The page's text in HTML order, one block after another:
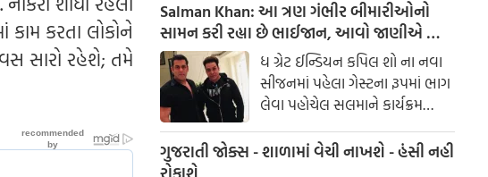
કરતા લોકોને
સારો રહેશે; તમે
અમે તમને આ ઉપાયો વિશે માહિતી
આપવા જઈ રહ્યા છીએ.
Salman Khan: આ ત્રણ ગંભીર બીમારીઓનો
સામન કરી રહ્યા છે ભાઈજાન, આવો જાણીએ આ
બીમારી વિશે
ધ ગ્રેટ ઈન્ડિયન કપિલ શો ના નવા
સીજનમાં પહેલા ગેસ્ટના રૂપમાં ભાગ
લેવા પહોચેલ સલમાને કાર્યક્રમ
દરમિયાન પોતાના સ્વાસ્સ્થ્ય સંબંધી
સમસ્યા વિશે વાત કરી. શો મા જ્યારે
ગુજરાતી જોક્સ - શાળામાં વેચી નાખશે - હંસી નહી